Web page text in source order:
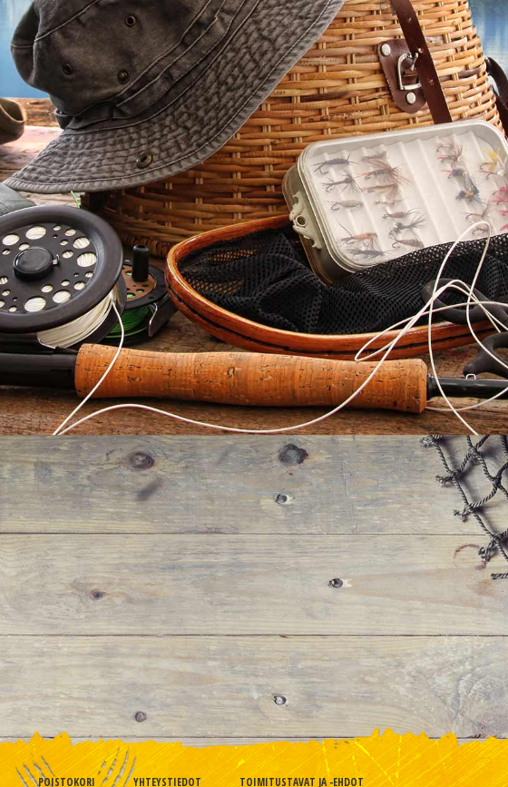
POISTOKORI YHTEYSTIEDOT TOIMITUSTAVAT JA -EHDOT